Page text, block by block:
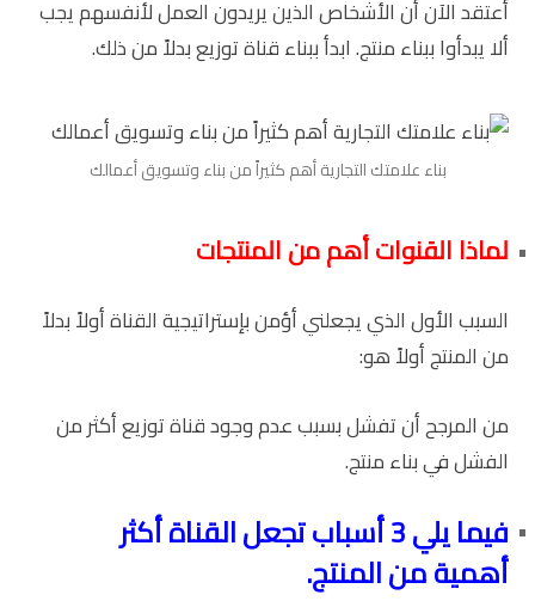
أعتقد الآن أن الأشخاص الذين يريدون العمل لأنفسهم يجب
ألا يبدأوا ببناء منتج. ابدأ ببناء قناة توزيع بدلاً من ذلك.
بناء علامتك التجارية أهم كثيراً من بناء وتسويق أعمالك
لماذا القنوات أهم من المنتجات
السبب الأول الذي يجعلني أؤمن بإستراتيجية القناة أولاً بدلاً
من المنتج أولاً هو:
من المرجح أن تفشل بسبب عدم وجود قناة توزيع أكثر من
الفشل في بناء منتج.
فيما يلي 3 أسباب تجعل القناة أكثر
أهمية من المنتج.